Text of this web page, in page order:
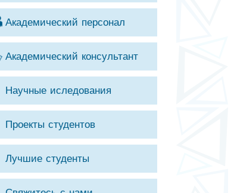
Академический персонал
Академический консультант
Научные иследования
Проекты студентов
Лучшие студенты